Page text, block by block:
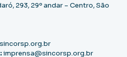
293, 29º andar – Centro, São
imprensa@sincorsp.org.br